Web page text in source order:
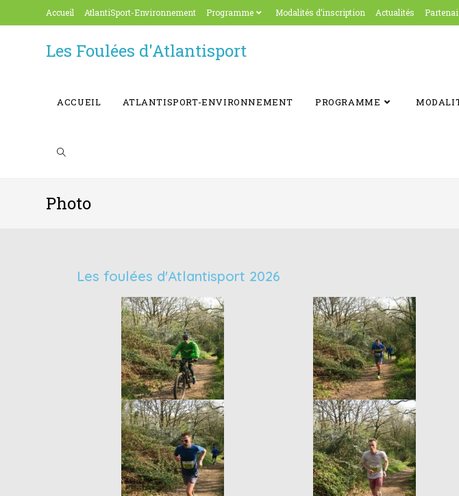
Accueil AtlantiSport-Environnement Programme Modalités d’inscription Actualités
Les Foulées d'Atlantisport
ACCUEIL ATLANTISPORT-ENVIRONNEMENT PROGRAMME
Photo
Les foulées d'Atlantisport 2026